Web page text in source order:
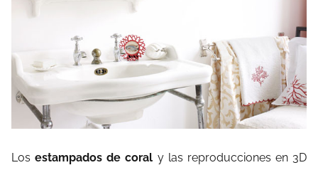
Losestampados de coral y las reproducciones en 3D